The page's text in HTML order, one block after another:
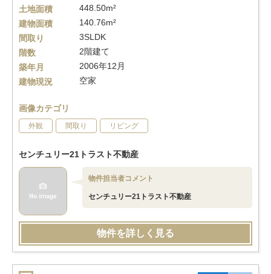
土地面積
448.50m²
建物面積
140.76m²
間取り
3SLDK
階数
2階建て
築年月
2006年12月
建物現況
空家
画像カテゴリ
外観 間取り リビング
センチュリー21トラスト不動産
物件担当者コメント
センチュリー21トラスト不動産
物件を詳しく見る